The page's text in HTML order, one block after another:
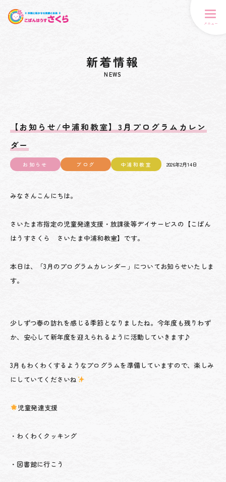
メニュー
新着情報
NEWS
【お知らせ/中浦和教室】3月プログラムカレン
ダー
お知らせ ブログ 中浦和教室 2026年2月14日
みなさんこんにちは。
さいたま市指定の児童発達支援・放課後等デイサービスの【こぱん
はうすさくら さいたま中浦和教室】です。
本日は、「3月のプログラムカレンダー」についてお知らせいたしま
す。
少しずつ春の訪れを感じる季節となりましたね。今年度も残りわず
か、安心して新年度を迎えられるように活動していきます♪
3月もわくわくするようなプログラムを準備していますので、楽しみ
にしていてくださいね
児童発達支援
・わくわくクッキング
・図書館に行こう